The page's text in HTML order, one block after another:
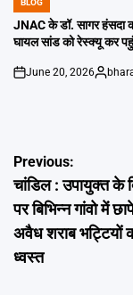
POSTED
IN
JNAC के डॉ. सागर
घायल सांड को रेस्क्यू कर
on
June 20, 2026
Posted
Post
navigation
Previous:
चांडिल : उपायुक्त के
पर बिभिन्न गांवो में
अवैध शराब भट्टियों
ध्वस्त